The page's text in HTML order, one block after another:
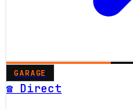
GARAGE
☎ Direct